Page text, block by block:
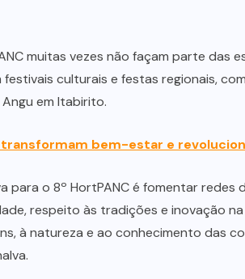
muitas vezes não façam parte
festivais culturais e festas regionais,
em Itabirito.
transformam bem-estar e
para o 8º HortPANC é fomentar
respeito às tradições e inovação
à natureza e ao conhecimento das